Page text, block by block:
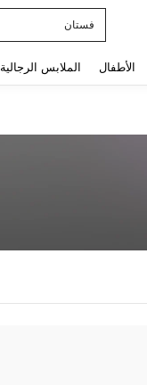
فستان
الأطفال الملابس الرجالية